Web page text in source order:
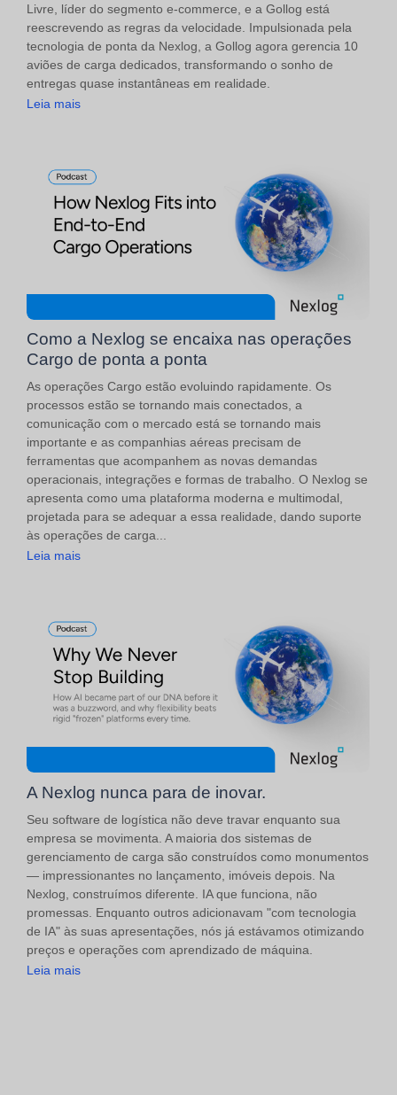
Livre, líder do segmento e-commerce, e a Gollog está
reescrevendo as regras da velocidade. Impulsionada pela
tecnologia de ponta da Nexlog, a Gollog agora gerencia 10
aviões de carga dedicados, transformando o sonho de
entregas quase instantâneas em realidade.
Leia mais
Como a Nexlog se encaixa nas operações
Cargo de ponta a ponta
As operações Cargo estão evoluindo rapidamente. Os
processos estão se tornando mais conectados, a
comunicação com o mercado está se tornando mais
importante e as companhias aéreas precisam de
ferramentas que acompanhem as novas demandas
operacionais, integrações e formas de trabalho. O Nexlog se
apresenta como uma plataforma moderna e multimodal,
projetada para se adequar a essa realidade, dando suporte
às operações de carga...
Leia mais
A Nexlog nunca para de inovar.
Seu software de logística não deve travar enquanto sua
empresa se movimenta. A maioria dos sistemas de
gerenciamento de carga são construídos como monumentos
— impressionantes no lançamento, imóveis depois. Na
Nexlog, construímos diferente. IA que funciona, não
promessas. Enquanto outros adicionavam "com tecnologia
de IA" às suas apresentações, nós já estávamos otimizando
preços e operações com aprendizado de máquina.
Leia mais